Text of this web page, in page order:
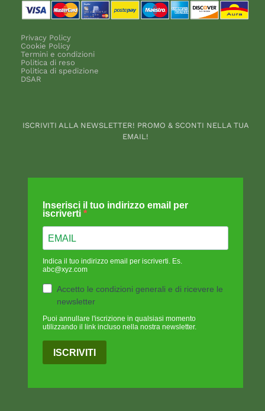
Privacy Policy
Cookie Policy
Termini e condizioni
Politica di reso
Politica di spedizione
DSAR
ISCRIVITI ALLA NEWSLETTER! PROMO & SCONTI NELLA TUA
EMAIL!
Inserisci il tuo indirizzo email per
iscriverti
Indica il tuo indirizzo email per iscriverti. Es.
abc@xyz.com
Accetto le condizioni generali e di ricevere le
newsletter
Puoi annullare l'iscrizione in qualsiasi momento
utilizzando il link incluso nella nostra newsletter.
ISCRIVITI